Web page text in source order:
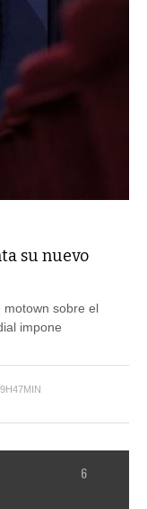
su nuevo
sobre el
impone
6